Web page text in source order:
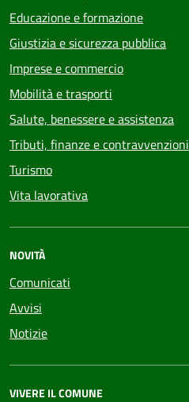
Educazione e formazione
Giustizia e sicurezza pubblica
Imprese e commercio
Mobilità e trasporti
Salute, benessere e assistenza
Tributi, finanze e contravvenzioni
Turismo
Vita lavorativa
NOVITÀ
Comunicati
Avvisi
Notizie
VIVERE IL COMUNE